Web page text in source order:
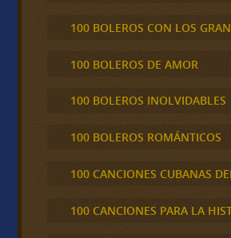
100 BOLEROS CON LOS
100 BOLEROS DE AMOR
100 BOLEROS INOLVIDABLES
100 BOLEROS ROMÁNTICOS
100 CANCIONES CUBANAS
100 CANCIONES PARA LA